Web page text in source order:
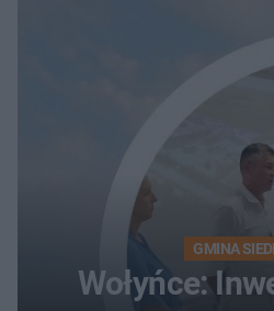
GMINA
Wołyńce: